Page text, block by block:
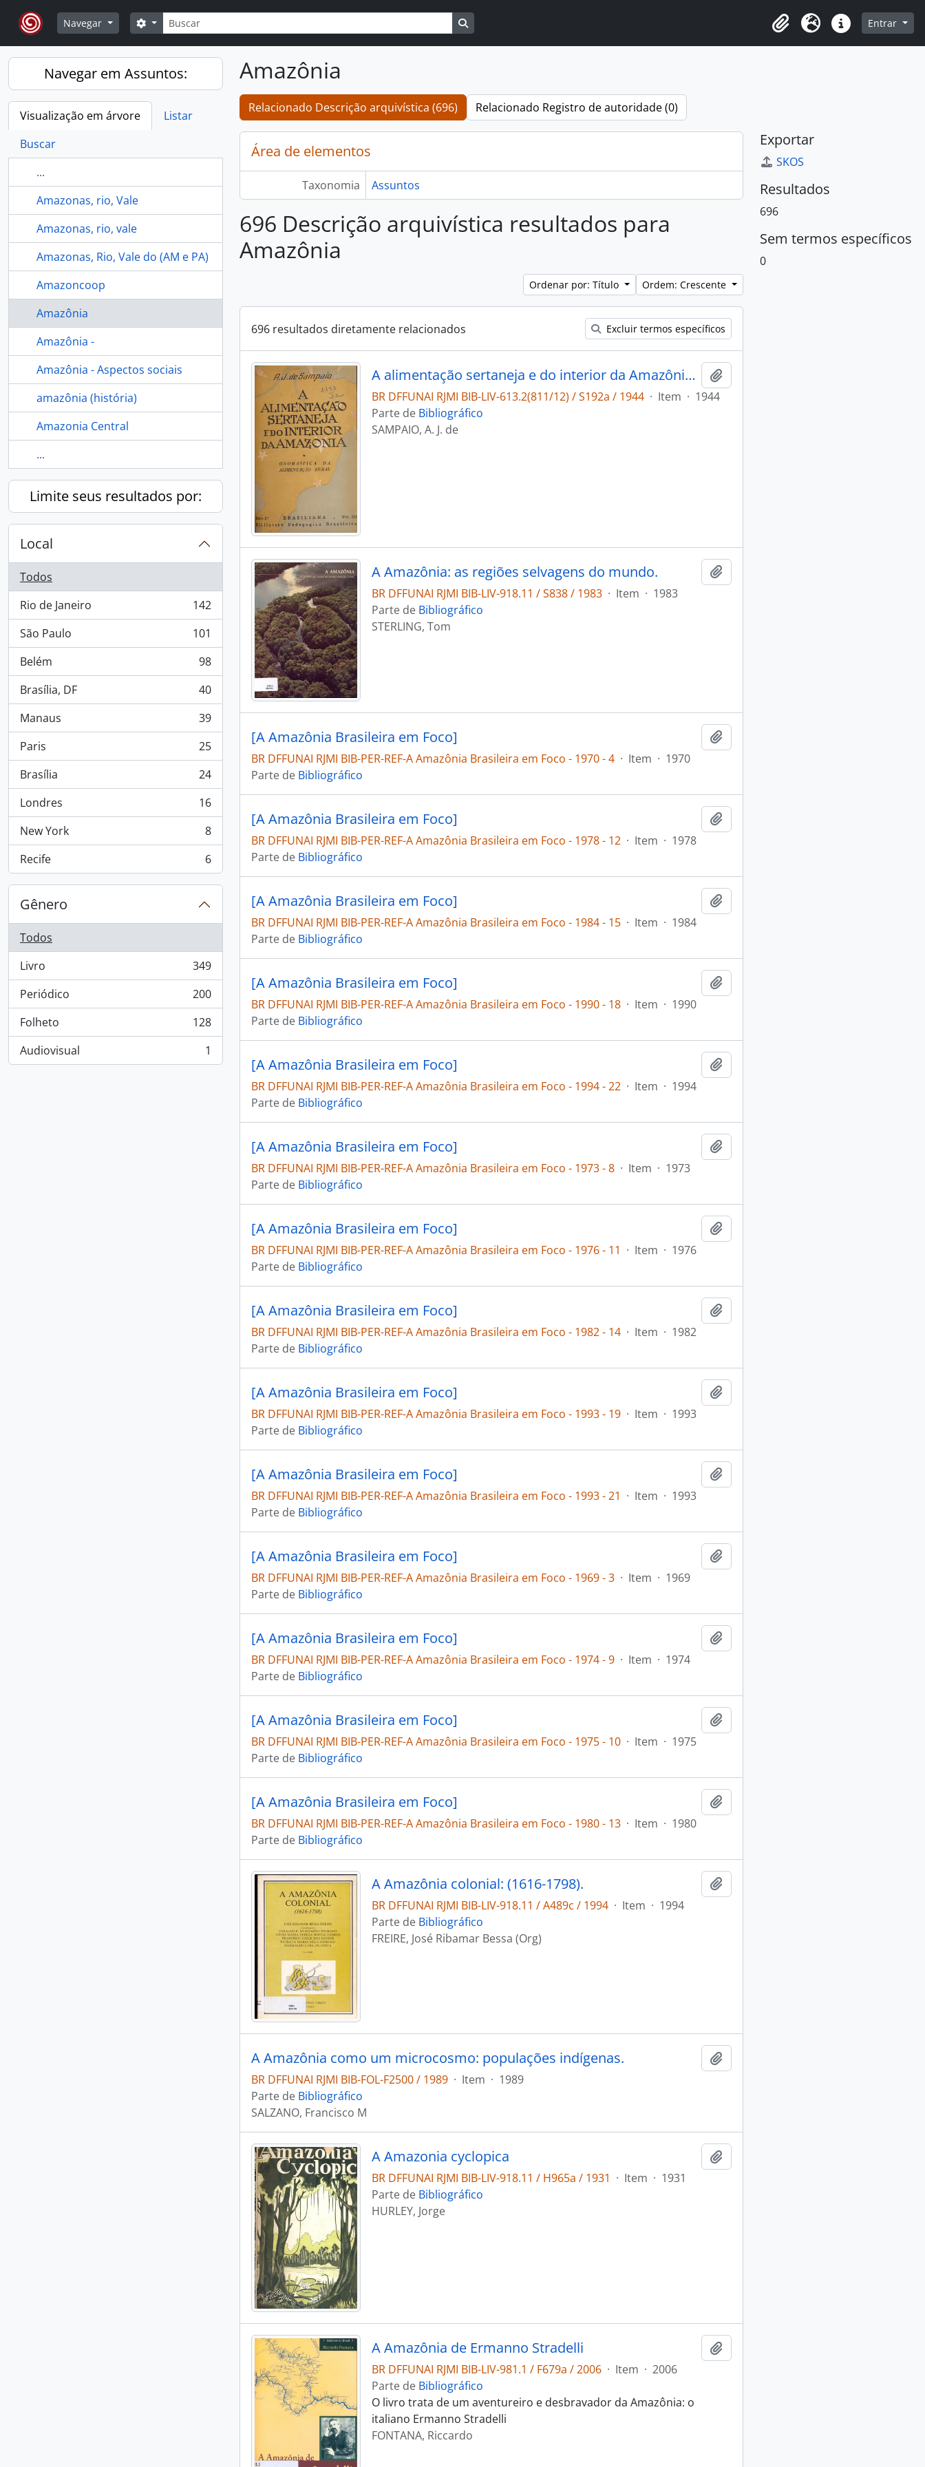
Skip to main content
Navegar
Buscar
Opções de busca
Área de Transferência
Idioma Atalhos Entrar
Navegar em Assuntos:
Visualização em árvore
Listar
Buscar
...
Amazonas, rio, Vale
Amazonas, rio, vale
Amazonas, Rio, Vale do (AM e PA)
Amazoncoop
Amazônia
Amazônia -
Amazônia - Aspectos sociais
amazônia (história)
Amazonia Central
...
Limite seus resultados por:
Local
Todos
Rio de Janeiro
, 142 resultados
142
São Paulo
, 101 resultados
101
Belém
, 98 resultados
98
Brasília, DF
, 40 resultados
40
Manaus
, 39 resultados
39
Paris
, 25 resultados
25
Brasília
, 24 resultados
24
Londres
, 16 resultados
16
New York
, 8 resultados
8
Recife
, 6 resultados 6
Gênero
Todos
Livro
, 349 resultados
349
Periódico
, 200 resultados
200
Folheto
, 128 resultados
128
Audiovisual
, 1 resultados 1
Amazônia
Relacionado Descrição arquivística (696) Relacionado Registro de autoridade (0)
Área de elementos
Taxonomia Assuntos
696 Descrição arquivística resultados para
Amazônia
Ordenar por: Título Ordem: Crescente
696 resultados diretamente relacionados Excluir termos específicos
A alimentação sertaneja e do interior da Amazônia, onomastica da alimentção rural
BR DFFUNAI RJMI BIB-LIV-613.2(811/12) / S192a / 1944 · Item · 1944
Parte de Bibliográfico
SAMPAIO, A. J. de
A Amazônia: as regiões selvagens do mundo.
BR DFFUNAI RJMI BIB-LIV-918.11 / S838 / 1983 · Item · 1983
Parte de Bibliográfico
STERLING, Tom
[A Amazônia Brasileira em Foco]
BR DFFUNAI RJMI BIB-PER-REF-A Amazônia Brasileira em Foco - 1970 - 4 · Item · 1970
Parte de Bibliográfico
[A Amazônia Brasileira em Foco]
BR DFFUNAI RJMI BIB-PER-REF-A Amazônia Brasileira em Foco - 1978 - 12 · Item · 1978
Parte de Bibliográfico
[A Amazônia Brasileira em Foco]
BR DFFUNAI RJMI BIB-PER-REF-A Amazônia Brasileira em Foco - 1984 - 15 · Item · 1984
Parte de Bibliográfico
[A Amazônia Brasileira em Foco]
BR DFFUNAI RJMI BIB-PER-REF-A Amazônia Brasileira em Foco - 1990 - 18 · Item · 1990
Parte de Bibliográfico
[A Amazônia Brasileira em Foco]
BR DFFUNAI RJMI BIB-PER-REF-A Amazônia Brasileira em Foco - 1994 - 22 · Item · 1994
Parte de Bibliográfico
[A Amazônia Brasileira em Foco]
BR DFFUNAI RJMI BIB-PER-REF-A Amazônia Brasileira em Foco - 1973 - 8 · Item · 1973
Parte de Bibliográfico
[A Amazônia Brasileira em Foco]
BR DFFUNAI RJMI BIB-PER-REF-A Amazônia Brasileira em Foco - 1976 - 11 · Item · 1976
Parte de Bibliográfico
[A Amazônia Brasileira em Foco]
BR DFFUNAI RJMI BIB-PER-REF-A Amazônia Brasileira em Foco - 1982 - 14 · Item · 1982
Parte de Bibliográfico
[A Amazônia Brasileira em Foco]
BR DFFUNAI RJMI BIB-PER-REF-A Amazônia Brasileira em Foco - 1993 - 19 · Item · 1993
Parte de Bibliográfico
[A Amazônia Brasileira em Foco]
BR DFFUNAI RJMI BIB-PER-REF-A Amazônia Brasileira em Foco - 1993 - 21 · Item · 1993
Parte de Bibliográfico
[A Amazônia Brasileira em Foco]
BR DFFUNAI RJMI BIB-PER-REF-A Amazônia Brasileira em Foco - 1969 - 3 · Item · 1969
Parte de Bibliográfico
[A Amazônia Brasileira em Foco]
BR DFFUNAI RJMI BIB-PER-REF-A Amazônia Brasileira em Foco - 1974 - 9 · Item · 1974
Parte de Bibliográfico
[A Amazônia Brasileira em Foco]
BR DFFUNAI RJMI BIB-PER-REF-A Amazônia Brasileira em Foco - 1975 - 10 · Item · 1975
Parte de Bibliográfico
[A Amazônia Brasileira em Foco]
BR DFFUNAI RJMI BIB-PER-REF-A Amazônia Brasileira em Foco - 1980 - 13 · Item · 1980
Parte de Bibliográfico
A Amazônia colonial: (1616-1798).
BR DFFUNAI RJMI BIB-LIV-918.11 / A489c / 1994 · Item · 1994
Parte de Bibliográfico
FREIRE, José Ribamar Bessa (Org)
A Amazônia como um microcosmo: populações indígenas.
BR DFFUNAI RJMI BIB-FOL-F2500 / 1989 · Item · 1989
Parte de Bibliográfico
SALZANO, Francisco M
A Amazonia cyclopica
BR DFFUNAI RJMI BIB-LIV-918.11 / H965a / 1931 · Item · 1931
Parte de Bibliográfico
HURLEY, Jorge
A Amazônia de Ermanno Stradelli
BR DFFUNAI RJMI BIB-LIV-981.1 / F679a / 2006 · Item · 2006
Parte de Bibliográfico
O livro trata de um aventureiro e desbravador da Amazônia: o
italiano Ermanno Stradelli
FONTANA, Riccardo
Exportar
SKOS
Resultados
696
Sem termos específicos
0